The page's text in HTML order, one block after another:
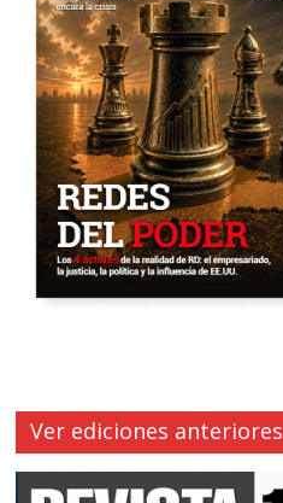
Ver ediciones anteriores